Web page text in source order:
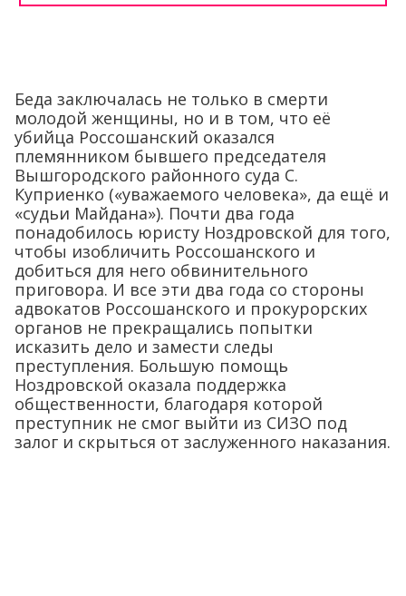
Беда заключалась не только в смерти
молодой женщины, но и в том, что её
убийца Россошанский оказался
племянником бывшего председателя
Вышгородского районного суда С.
Куприенко («уважаемого человека», да ещё и
«судьи Майдана»). Почти два года
понадобилось юристу Ноздровской для того,
чтобы изобличить Россошанского и
добиться для него обвинительного
приговора. И все эти два года со стороны
адвокатов Россошанского и прокурорских
органов не прекращались попытки
исказить дело и замести следы
преступления. Большую помощь
Ноздровской оказала поддержка
общественности, благодаря которой
преступник не смог выйти из СИЗО под
залог и скрыться от заслуженного наказания.